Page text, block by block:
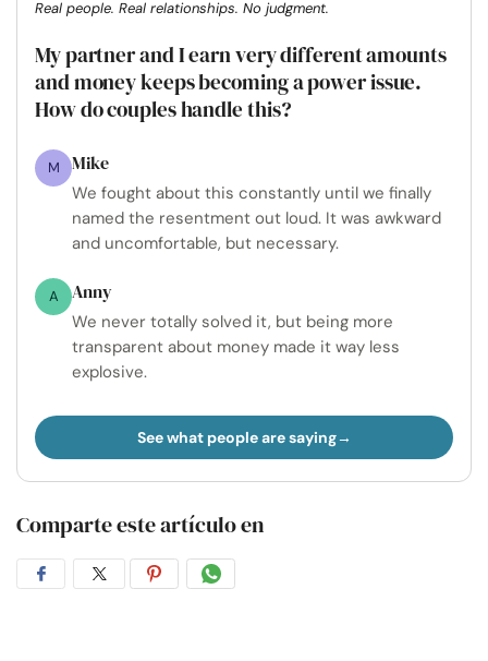
Real people. Real relationships. No judgment.
My partner and I earn very different amounts
and money keeps becoming a power issue.
How do couples handle this?
M Mike
We fought about this constantly until we finally
named the resentment out loud. It was awkward
and uncomfortable, but necessary.
A Anny
We never totally solved it, but being more
transparent about money made it way less
explosive.
See what people are saying
Comparte este artículo en
CompartirCompartirCompartirCompartir